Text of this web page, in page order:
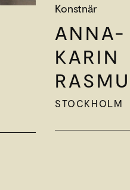
Konstnär
ANNA-
KARIN
STOCKHOLM